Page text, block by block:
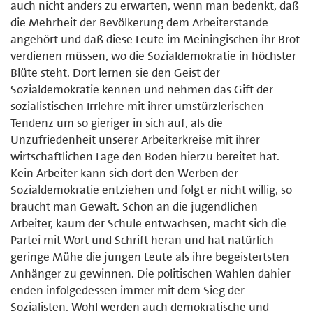
auch nicht anders zu erwarten, wenn man bedenkt, daß
die Mehrheit der Bevölkerung dem Arbeiterstande
angehört und daß diese Leute im Meiningischen ihr Brot
verdienen müs­sen, wo die Sozialdemokratie in höchster
Blüte steht. Dort lernen sie den Geist der
Sozialdemokratie kennen und nehmen das Gift der
sozialisti­schen Irrlehre mit ihrer umstürzlerischen
Tendenz um so gieriger in sich auf, als die
Unzufriedenheit unserer Arbeiterkreise mit ihrer
wirtschaftli­chen Lage den Boden hierzu bereitet hat.
Kein Arbeiter kann sich dort den Werben der
Sozialdemokratie entziehen und folgt er nicht willig, so
braucht man Gewalt. Schon an die jugendlichen
Arbeiter, kaum der Schu­le entwachsen, macht sich die
Partei mit Wort und Schrift heran und hat natürlich
geringe Mühe die jungen Leute als ihre begeistertsten
Anhänger zu gewinnen. Die politischen Wahlen dahier
enden infolgedessen immer mit dem Sieg der
Sozialisten. Wohl werden auch demokratische und